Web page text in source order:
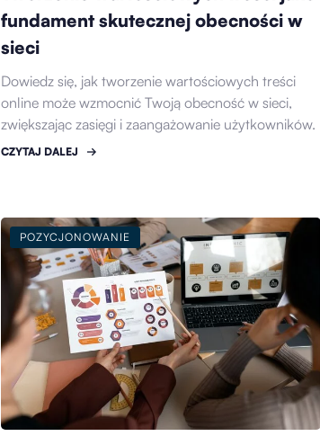
fundament skutecznej obecności w
sieci
Dowiedz się, jak tworzenie wartościowych treści
online może wzmocnić Twoją obecność w sieci,
zwiększając zasięgi i zaangażowanie użytkowników.
CZYTAJ DALEJ
POZYCJONOWANIE